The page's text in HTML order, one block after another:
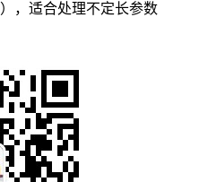
），适合处理不定长参数